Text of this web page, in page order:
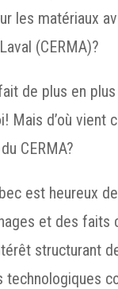
les matériaux
(CERMA)?
de plus en
Mais d’où vient
CERMA?
est heureux
et des faits
structurant
technologiques